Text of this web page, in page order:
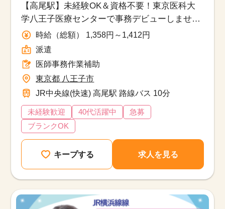
【高尾駅】未経験OK＆資格不要！東京医科大
学八王子医療センターで事務デビューしません
か？時給（総額） 1,358円～1,412円
派遣
医師事務作業補助
東京都 八王子市
JR中央線(快速) 高尾駅 路線バス 10分
未経験歓迎 40代活躍中
急募
ブランクOK
キープする 求人を見る